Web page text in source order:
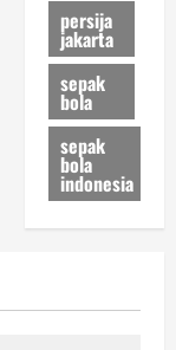
persija
jakarta
sepak
bola
sepak
bola
indonesia